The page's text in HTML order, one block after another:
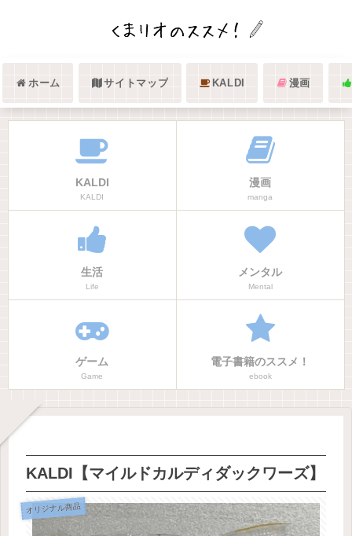
ホーム サイトマップ KALDI 漫画
KALDI
KALDI
漫画
manga
生活
Life
メンタル
Mental
ゲーム
Game
電子書籍のススメ！
ebook
KALDI【マイルドカルディダックワーズ】
オリジナル商品